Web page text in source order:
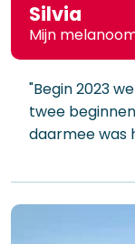
Silvia
Mijn
"Begin 2023
twee
daarmee was